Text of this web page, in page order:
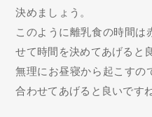
決めましょう。
このように離乳食の時間は
せて時間を決めてあげると
無理にお昼寝から起こすの
合わせてあげると良いですね